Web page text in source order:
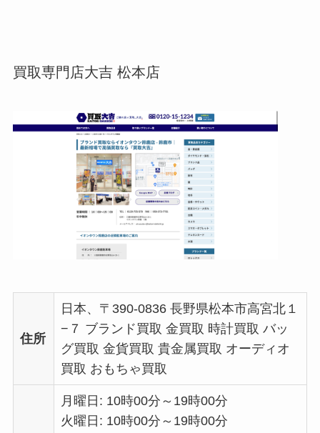
買取専門店大吉 松本店
住所
日本、〒390-0836 長野県松本市高宮北１
−７ ブランド買取 金買取 時計買取 バッ
グ買取 金貨買取 貴金属買取 オーディオ
買取 おもちゃ買取
月曜日: 10時00分～19時00分
火曜日: 10時00分～19時00分